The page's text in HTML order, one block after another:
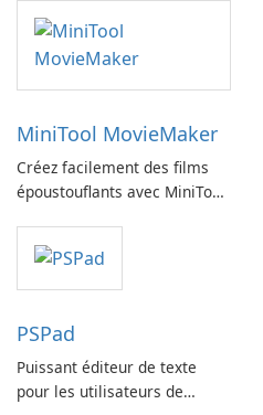
MiniTool MovieMaker
Créez facilement des films
époustouflants avec MiniTool
PSPad
Puissant éditeur de texte
pour les utilisateurs de